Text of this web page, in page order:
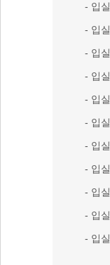
- 입
- 입
- 입
- 입
- 입
- 입
- 입
- 입
- 입
- 입
- 입